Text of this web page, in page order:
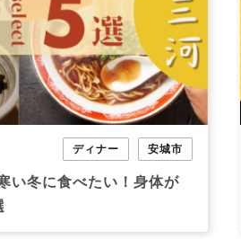
ディナー 安城市
い冬に食べたい！身体が